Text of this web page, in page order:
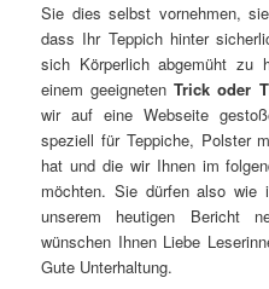
Sie dies selbst vornehmen,
dass Ihr Teppich hinter
sich Körperlich abgemüht zu
einem geeignetenTrick oder
wir auf eine Webseite
speziell für Teppiche, Polster
hat und die wir Ihnen im
möchten. Sie dürfen also
unserem heutigen Bericht
wünschen Ihnen Liebe
Gute Unterhaltung.